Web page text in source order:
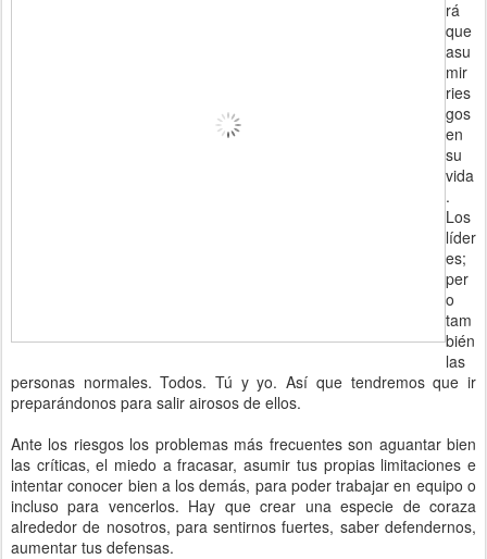
rá
que
asu
mir
ries
gos
en
su
vida
.
Los
líder
es;
per
o
tam
bién
las
personas normales. Todos. Tú y yo. Así que tendremos que ir
preparándonos para salir airosos de ellos.
Ante los riesgos los problemas más frecuentes son aguantar bien
las críticas, el miedo a fracasar, asumir tus propias limitaciones e
intentar conocer bien a los demás, para poder trabajar en equipo o
incluso para vencerlos. Hay que crear una especie de coraza
alrededor de nosotros, para sentirnos fuertes, saber defendernos,
aumentar tus defensas.